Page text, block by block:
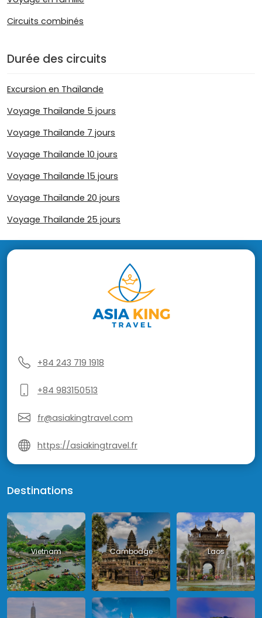
Circuits combinés
Durée des circuits
Excursion en Thaïlande
Voyage Thaïlande 5 jours
Voyage Thaïlande 7 jours
Voyage Thaïlande 10 jours
Voyage Thaïlande 15 jours
Voyage Thaïlande 20 jours
Voyage Thailande 25 jours
+84 243 719 1918
+84 983150513
fr@asiakingtravel.com
https://asiakingtravel.fr
Destinations
Vietnam Cambodge Laos